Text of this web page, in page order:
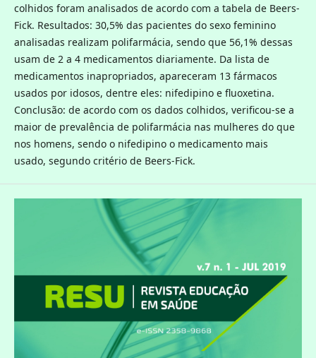
colhidos foram analisados de acordo com a tabela de Beers-
Fick. Resultados: 30,5% das pacientes do sexo feminino
analisadas realizam polifarmácia, sendo que 56,1% dessas
usam de 2 a 4 medicamentos diariamente. Da lista de
medicamentos inapropriados, apareceram 13 fármacos
usados por idosos, dentre eles: nifedipino e fluoxetina.
Conclusão: de acordo com os dados colhidos, verificou-se a
maior de prevalência de polifarmácia nas mulheres do que
nos homens, sendo o nifedipino o medicamento mais
usado, segundo critério de Beers-Fick.